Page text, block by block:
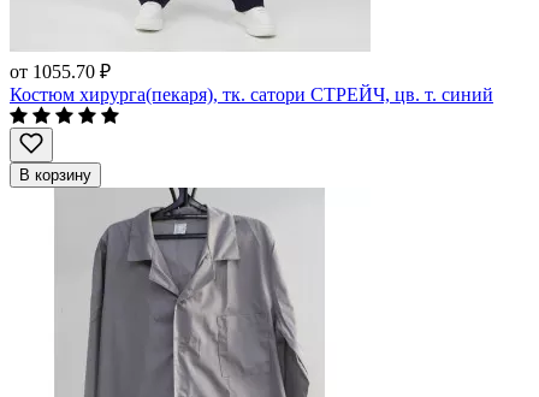
от 1055.70 ₽
Костюм хирурга(пекаря), тк. сатори СТРЕЙЧ, цв. т. синий
В корзину